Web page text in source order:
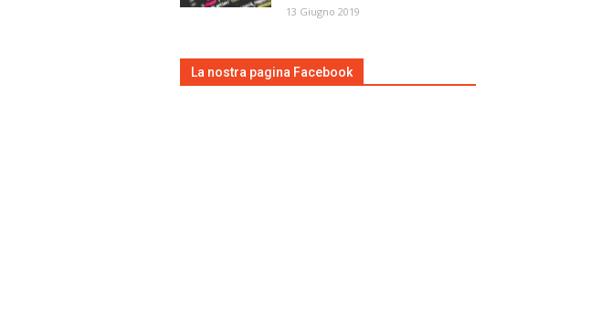
13 Giugno 2019
La nostra pagina Facebook